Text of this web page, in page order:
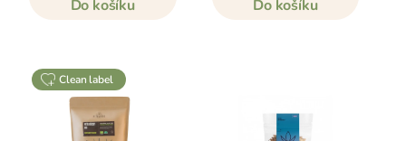
Do košíku Do košíku
clean label